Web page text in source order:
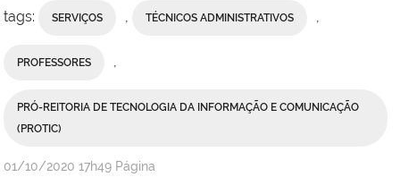
tags: SERVIÇOS , TÉCNICOS ADMINISTRATIVOS ,
PROFESSORES ,
PRÓ-REITORIA DE TECNOLOGIA DA INFORMAÇÃO E COMUNICAÇÃO
(PROTIC)
publicado
01/10/2020 17h49 Página